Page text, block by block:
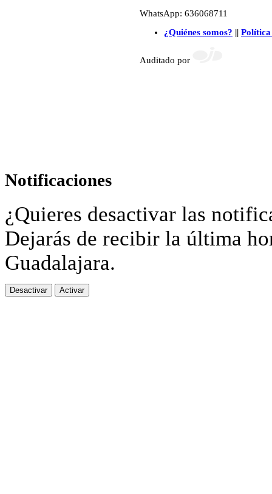
WhatsApp: 636068711
¿Quiénes somos? || Política
Auditado por
Notificaciones
¿Quieres desactivar las
Dejarás de recibir la última
Guadalajara.
Desactivar Activar